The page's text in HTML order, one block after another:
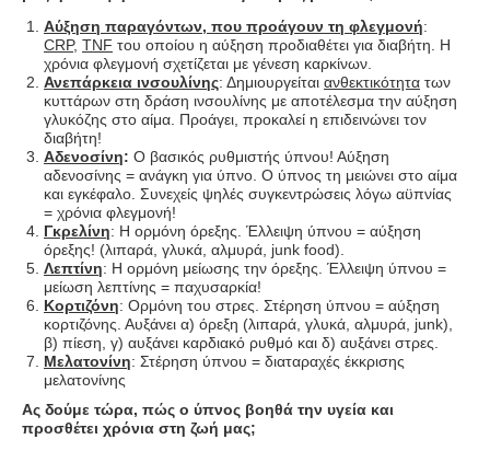
Αύξηση παραγόντων, που προάγουν τη φλεγμονή:
CRP, TNF του οποίου η αύξηση προδιαθέτει για διαβήτη. Η
χρόνια φλεγμονή σχετίζεται με γένεση καρκίνων.
Ανεπάρκεια ινσουλίνης: Δημιουργείται ανθεκτικότητα των
κυττάρων στη δράση ινσουλίνης με αποτέλεσμα την αύξηση
γλυκόζης στο αίμα. Προάγει, προκαλεί η επιδεινώνει τον
διαβήτη!
Αδενοσίνη: Ο βασικός ρυθμιστής ύπνου! Αύξηση
αδενοσίνης = ανάγκη για ύπνο. Ο ύπνος τη μειώνει στο αίμα
και εγκέφαλο. Συνεχείς ψηλές συγκεντρώσεις λόγω αϋπνίας
= χρόνια φλεγμονή!
Γκρελίνη: Η ορμόνη όρεξης. Έλλειψη ύπνου = αύξηση
όρεξης! (λιπαρά, γλυκά, αλμυρά, junk food).
Λεπτίνη: Η ορμόνη μείωσης την όρεξης. Έλλειψη ύπνου =
μείωση λεπτίνης = παχυσαρκία!
Κορτιζόνη: Ορμόνη του στρες. Στέρηση ύπνου = αύξηση
κορτιζόνης. Αυξάνει α) όρεξη (λιπαρά, γλυκά, αλμυρά, junk),
β) πίεση, γ) αυξάνει καρδιακό ρυθμό και δ) αυξάνει στρες.
Μελατονίνη: Στέρηση ύπνου = διαταραχές έκκρισης
μελατονίνης
Ας δούμε τώρα, πώς ο ύπνος βοηθά την υγεία και
προσθέτει χρόνια στη ζωή μας;